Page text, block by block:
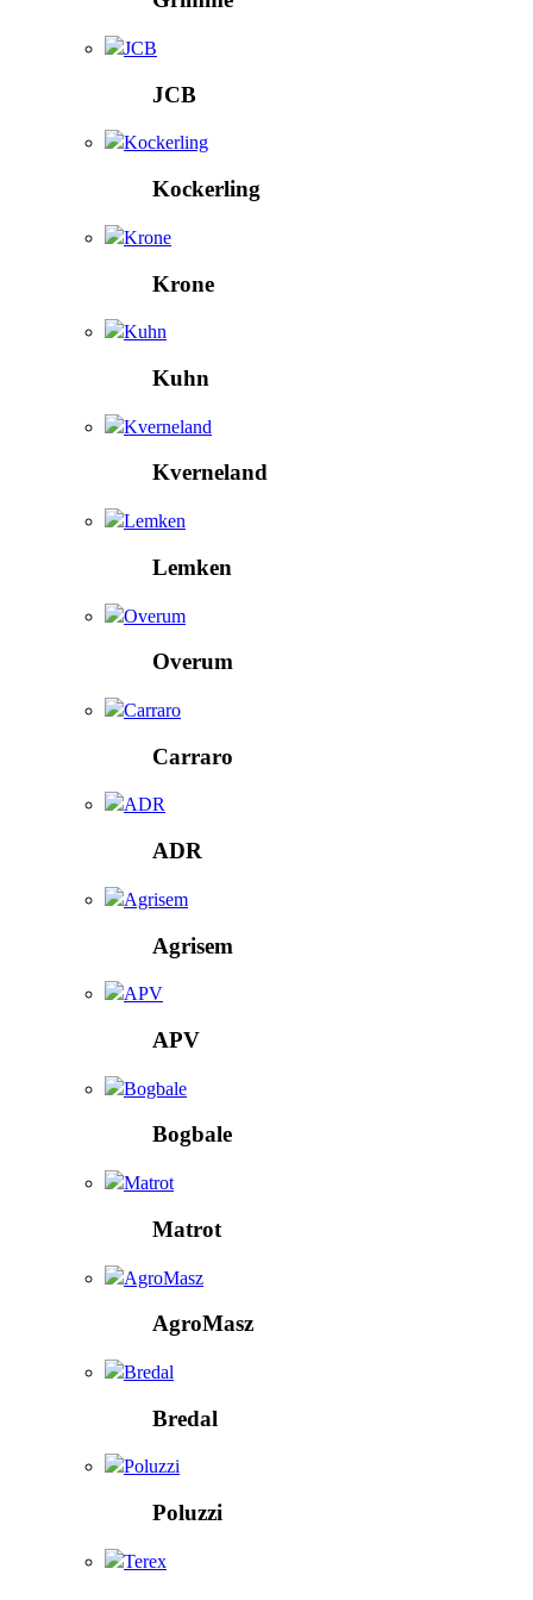
JCB
JCB
Kockerling
Kockerling
Krone
Krone
Kuhn
Kuhn
Kverneland
Kverneland
Lemken
Lemken
Overum
Overum
Carraro
Carraro
ADR
ADR
Agrisem
Agrisem
APV
APV
Bogbale
Bogbale
Matrot
Matrot
AgroMasz
AgroMasz
Bredal
Bredal
Poluzzi
Poluzzi
Terex